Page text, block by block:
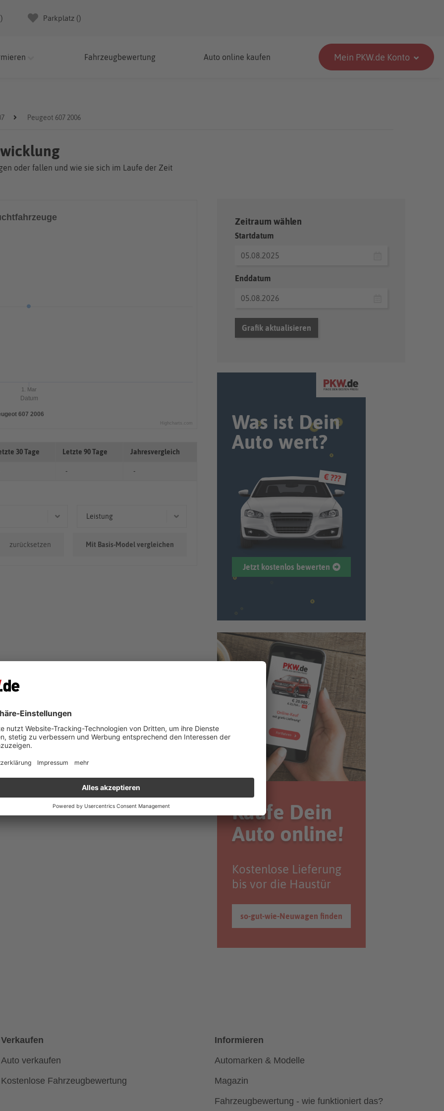
) Parkplatz ()
Fahrzeugbewertung Auto online kaufen Mein PKW.de Konto
Peugeot 607 2006
oder fallen und wie sie sich im Laufe der Zeit
Datum
607 2006
1. Mar
Highcharts.com
30 Tage Letzte 90 Tage Jahresvergleich
- -
Leistung
zurücksetzen
Mit Basis-Model vergleichen
Zeitraum wählen
Startdatum
Enddatum
Grafik aktualisieren
Was ist Dein
Auto wert?
€ ???
Jetzt kostenlos bewerten
Kaufe Dein
Auto online!
Kostenlose Lieferung
bis vor die Haustür
so-gut-wie-Neuwagen finden
Verkaufen
Auto verkaufen
Kostenlose Fahrzeugbewertung
Informieren
Automarken & Modelle
Magazin
Fahrzeugbewertung - wie funktioniert das?